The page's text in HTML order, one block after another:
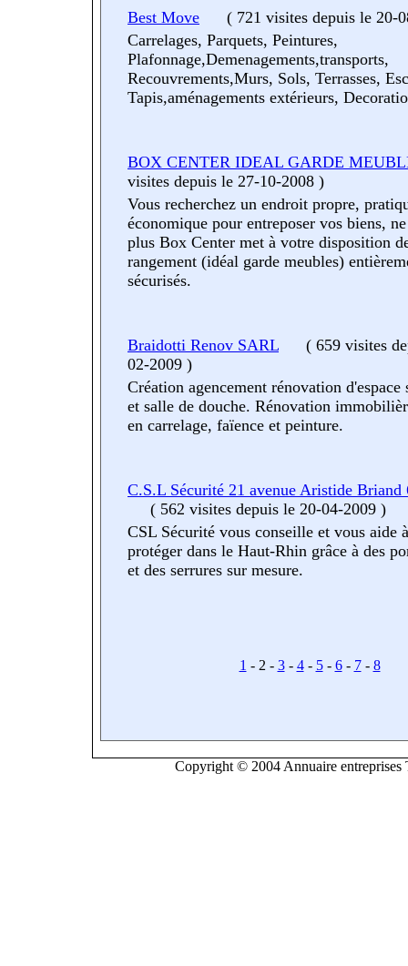
Best Move ( 721 visites depuis le 20-
Carrelages, Parquets, Peintures,
Plafonnage,Demenagements,transports,
Recouvrements,Murs, Sols, Terrasses,
Tapis,aménagements extérieurs,
BOX CENTER IDEAL GARDE
visites depuis le 27-10-2008 )
Vous recherchez un endroit propre,
économique pour entreposer vos biens,
plus Box Center met à votre disposition
rangement (idéal garde meubles)
sécurisés.
Braidotti Renov SARL ( 659 visites
02-2009 )
Création agencement rénovation d'espace
et salle de douche. Rénovation
en carrelage, faïence et peinture.
C.S.L Sécurité 21 avenue Aristide
( 562 visites depuis le 20-04-2009 )
CSL Sécurité vous conseille et vous aide
protéger dans le Haut-Rhin grâce à des
et des serrures sur mesure.
1 - 2 - 3- 4- 5- 6- 7- 8
Copyright © 2004 Annuaire entreprises